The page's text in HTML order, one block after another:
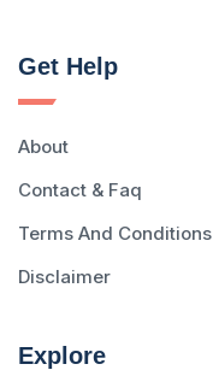
Get Help
About
Contact & Faq
Terms And Conditions
Disclaimer
Explore